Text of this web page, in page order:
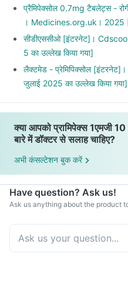
including supplements or
doctor if you are stopping
प्रैमिपेक्सोल 0.7mg टैबलेट्स -
। Medicines.org.uk। 2025
सीडीएससीओ [इंटरनेट]।
5 का उल्लेख किया गया]
लैक्टमेड - प्रेमिपिक्सोल
जुलाई 2025 का उल्लेख किया गया]
क्या आपको प्रामिपेक्स 1एमजी
बारे में डॉक्टर से सलाह चाहिए?
अभी कंसल्टेशन बुक करें
Have question? Ask us!
Ask us anything about the product